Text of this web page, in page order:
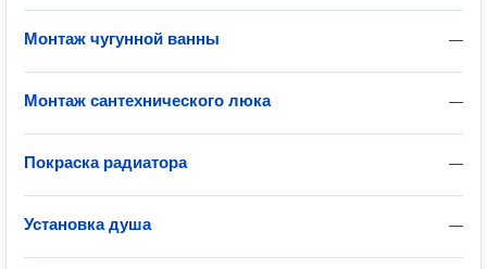
—
Монтаж чугунной ванны
—
Монтаж сантехнического люка
—
Покраска радиатора
—
Установка душа